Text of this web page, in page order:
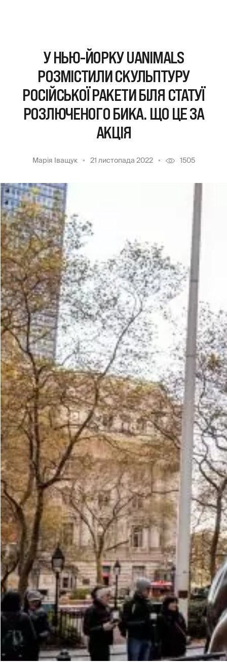
У НЬЮ-ЙОРКУ UANIMALS
РОЗМІСТИЛИ СКУЛЬПТУРУ
РОСІЙСЬКОЇ РАКЕТИ БІЛЯ СТАТУЇ
РОЗЛЮЧЕНОГО БИКА. ЩО ЦЕ ЗА
АКЦІЯ
Марія Іващук 21 листопада 2022 1505